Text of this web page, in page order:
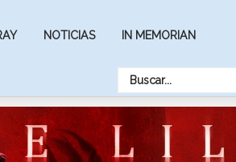
NOTICIAS IN MEMORIAN